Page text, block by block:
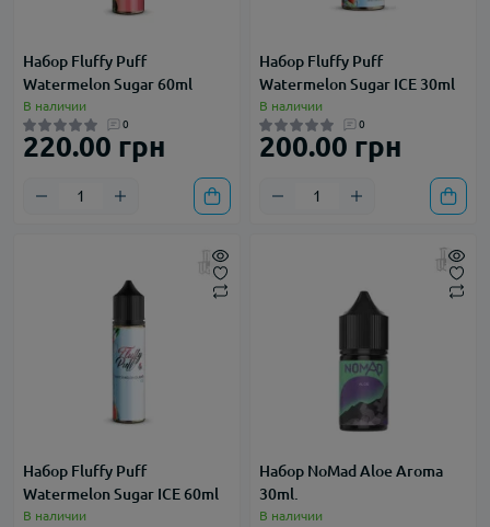
Набор Fluffy Puff
Watermelon Sugar 60ml
В наличии
0
220.00 грн
Набор Fluffy Puff
Watermelon Sugar ICE 30ml
В наличии
0
200.00 грн
Набор Fluffy Puff
Watermelon Sugar ICE 60ml
В наличии
Набор NoMad Aloe Aroma
30ml.
В наличии